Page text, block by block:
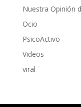
Nuestra Opinión
Ocio
PsicoActivo
Videos
viral